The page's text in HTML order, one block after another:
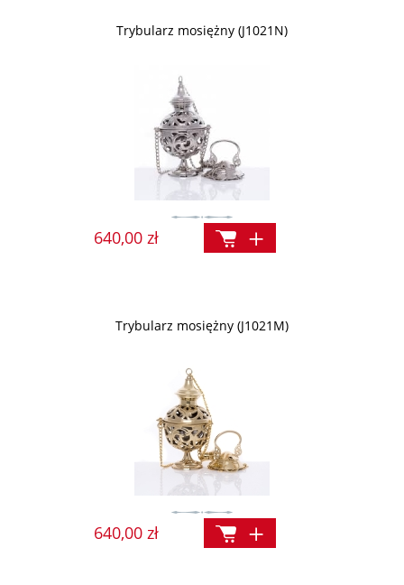
Trybularz mosiężny (J1021N)
640,00 zł
Trybularz mosiężny (J1021M)
640,00 zł